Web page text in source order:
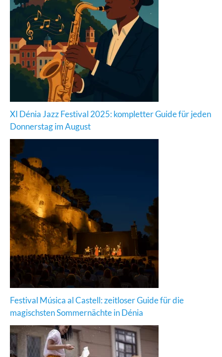
XI Dénia Jazz Festival 2025: kompletter Guide für jeden
Donnerstag im August
Festival Música al Castell: zeitloser Guide für die
magischsten Sommernächte in Dénia